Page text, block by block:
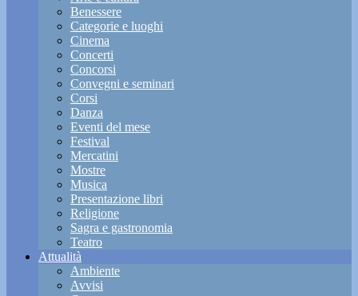
Benessere
Categorie e luoghi
Cinema
Concerti
Concorsi
Convegni e seminari
Corsi
Danza
Eventi del mese
Festival
Mercatini
Mostre
Musica
Presentazione libri
Religione
Sagra e gastronomia
Teatro
Attualità
Ambiente
Avvisi